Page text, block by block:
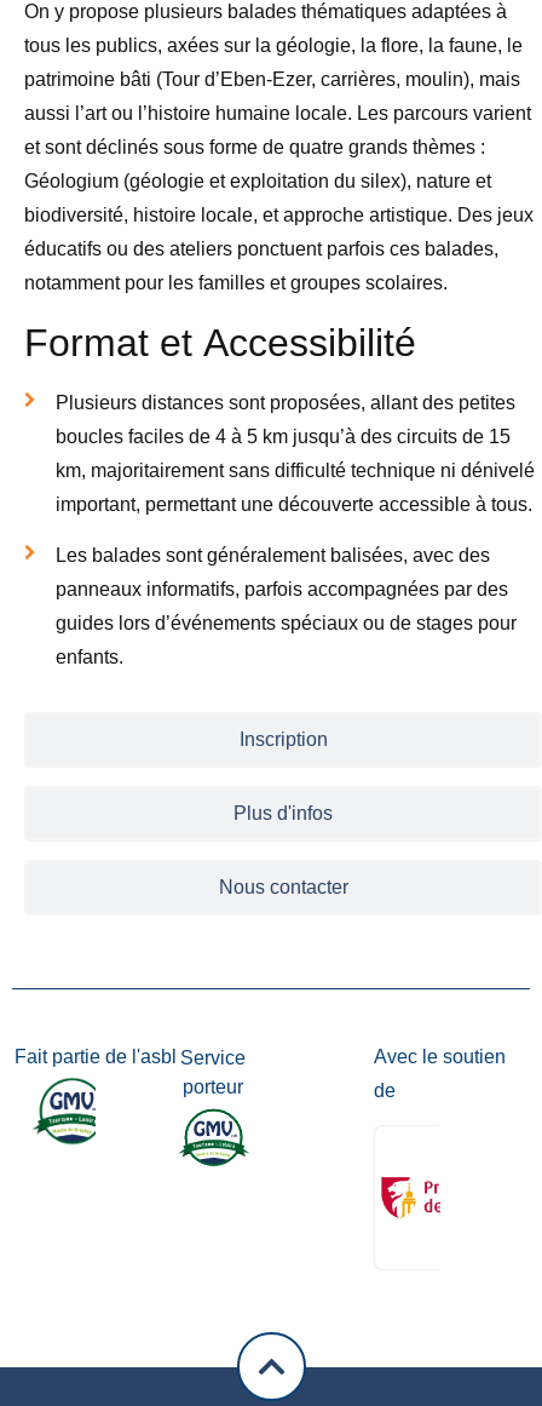
Inscription
Plus d'infos
Nous contacter
On y propose plusieurs balades thématiques adaptées à
tous les publics, axées sur la géologie, la flore, la faune, le
patrimoine bâti (Tour d’Eben-Ezer, carrières, moulin), mais
aussi l’art ou l’histoire humaine locale. Les parcours varient
et sont déclinés sous forme de quatre grands thèmes :
Géologium (géologie et exploitation du silex), nature et
biodiversité, histoire locale, et approche artistique. Des jeux
éducatifs ou des ateliers ponctuent parfois ces balades,
notamment pour les familles et groupes scolaires.
Format et Accessibilité
Plusieurs distances sont proposées, allant des petites
boucles faciles de 4 à 5 km jusqu’à des circuits de 15
km, majoritairement sans difficulté technique ni dénivelé
important, permettant une découverte accessible à tous.
Les balades sont généralement balisées, avec des
panneaux informatifs, parfois accompagnées par des
guides lors d’événements spéciaux ou de stages pour
enfants.
Fait partie de l'asbl Service
porteur
Avec le soutien
de